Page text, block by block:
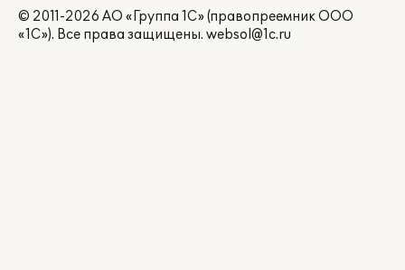
© 2011-2026 АО «Группа 1С» (правопреемник ООО
«1С»). Все права защищены. websol@1c.ru